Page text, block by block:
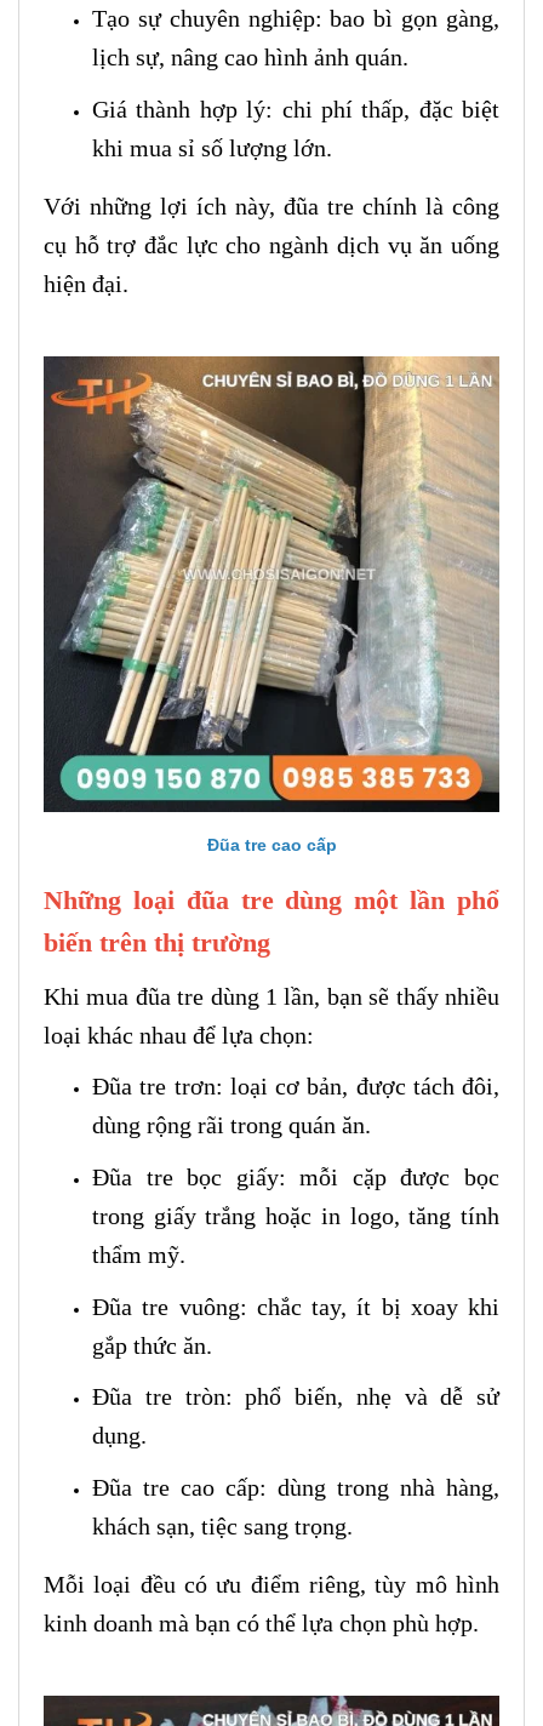
Tạo sự chuyên nghiệp: bao bì gọn gàng,
lịch sự, nâng cao hình ảnh quán.
Giá thành hợp lý: chi phí thấp, đặc biệt
khi mua sỉ số lượng lớn.
Với những lợi ích này, đũa tre chính là công
cụ hỗ trợ đắc lực cho ngành dịch vụ ăn uống
hiện đại.
Đũa tre cao cấp
Những loại đũa tre dùng một lần phổ
biến trên thị trường
Khi mua đũa tre dùng 1 lần, bạn sẽ thấy nhiều
loại khác nhau để lựa chọn:
Đũa tre trơn: loại cơ bản, được tách đôi,
dùng rộng rãi trong quán ăn.
Đũa tre bọc giấy: mỗi cặp được bọc
trong giấy trắng hoặc in logo, tăng tính
thẩm mỹ.
Đũa tre vuông: chắc tay, ít bị xoay khi
gắp thức ăn.
Đũa tre tròn: phổ biến, nhẹ và dễ sử
dụng.
Đũa tre cao cấp: dùng trong nhà hàng,
khách sạn, tiệc sang trọng.
Mỗi loại đều có ưu điểm riêng, tùy mô hình
kinh doanh mà bạn có thể lựa chọn phù hợp.